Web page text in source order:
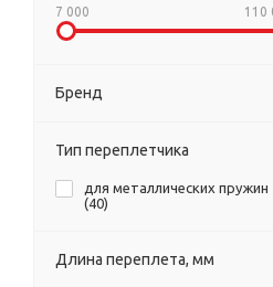
7 000 110
Бренд
Тип переплетчика
для металлических пружин
(40)
Длина переплета, мм